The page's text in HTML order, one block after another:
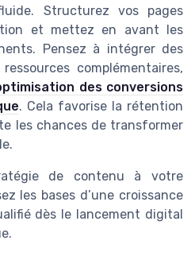
Structurez vos pages
et mettez en avant les
Pensez à intégrer des
complémentaires,
des conversions
. Cela favorise la rétention
les chances de transformer
de contenu à votre
les bases d’une croissance
dès le lancement digital